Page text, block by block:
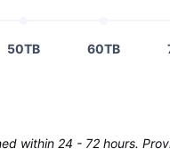
50TB 60TB
within 24 - 72 hours.